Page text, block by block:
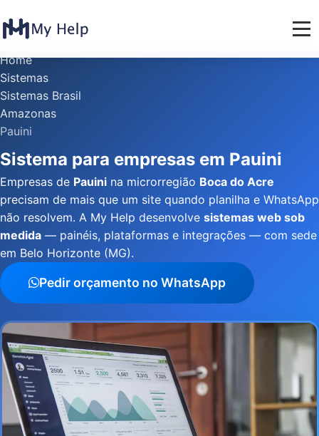
Home
Sistemas
Sistemas Brasil
Amazonas
Pauini
Sistema para empresas em Pauini
Empresas de Pauini na microrregião Boca do Acre
precisam de mais que um site quando planilha e WhatsApp
não resolvem. A My Help desenvolve sistemas web sob
medida — painéis, plataformas e integrações — com sede
em Belo Horizonte (MG).
Pedir orçamento no WhatsApp